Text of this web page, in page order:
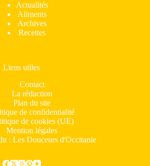
Actualités
Aliments
Archives
Recettes
Liens utiles
Contact
La rédaction
Plan du site
de confidentialité
de cookies (UE)
Mention légales
: Les Douceurs d'Occitanie